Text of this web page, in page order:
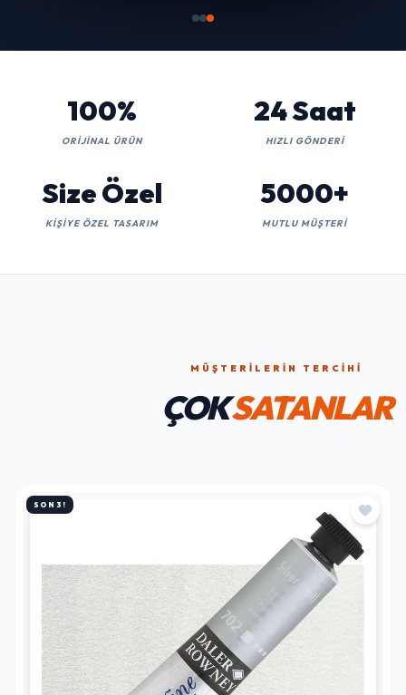
100%
ORIJINAL ÜRÜN
24 Saat
HIZLI GÖNDERI
Size Özel
KIŞIYE ÖZEL TASARIM
5000+
MUTLU MÜŞTERI
MÜŞTERILERIN TERCIHI
ÇOKSATANLAR
SON 3!